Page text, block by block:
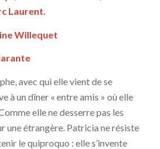
Laurent.
Willequet
avec qui elle vient de se
à un dîner « entre amis » où elle
elle ne desserre pas les
une étrangère. Patricia ne résiste
le quiproquo : elle s’invente